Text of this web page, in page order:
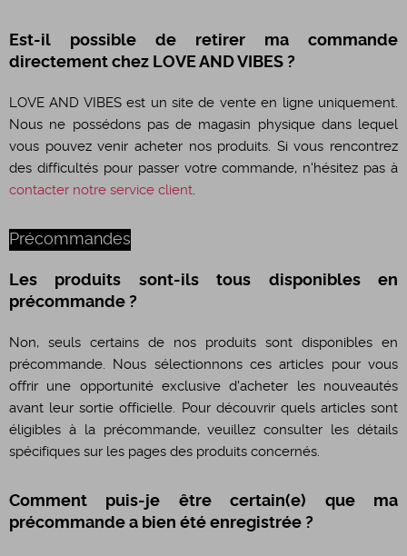
Est-il possible de retirer ma commande
directement chez LOVE AND VIBES ?
LOVE AND VIBES est un site de vente en ligne uniquement.
Nous ne possédons pas de magasin physique dans lequel
vous pouvez venir acheter nos produits. Si vous rencontrez
des difficultés pour passer votre commande, n'hésitez pas à
contacter notre service client.
Précommandes
Les produits sont-ils tous disponibles en
précommande ?
Non, seuls certains de nos produits sont disponibles en
précommande. Nous sélectionnons ces articles pour vous
offrir une opportunité exclusive d'acheter les nouveautés
avant leur sortie officielle. Pour découvrir quels articles sont
éligibles à la précommande, veuillez consulter les détails
spécifiques sur les pages des produits concernés.
Comment puis-je être certain(e) que ma
précommande a bien été enregistrée ?